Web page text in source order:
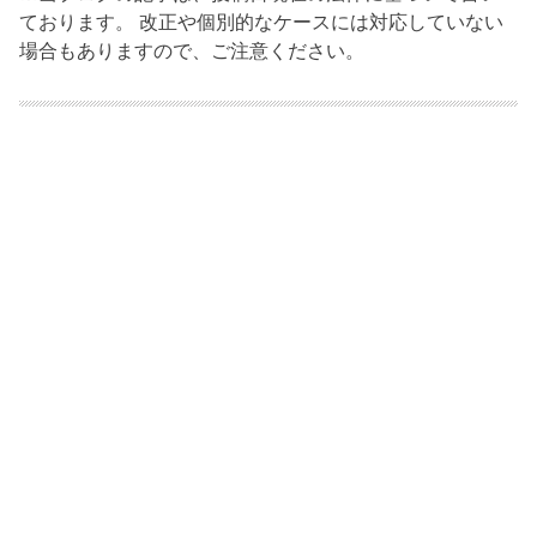
ております。 改正や個別的なケースには対応していない
場合もありますので、ご注意ください。